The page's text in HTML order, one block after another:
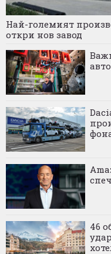
Най-големият
откри нов завод
46